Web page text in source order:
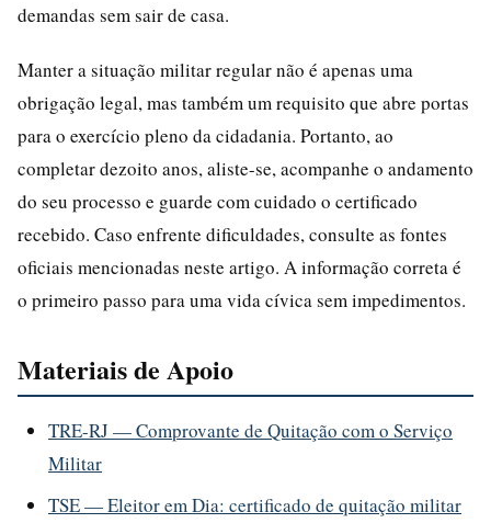
demandas sem sair de casa.
Manter a situação militar regular não é apenas uma
obrigação legal, mas também um requisito que abre portas
para o exercício pleno da cidadania. Portanto, ao
completar dezoito anos, aliste-se, acompanhe o andamento
do seu processo e guarde com cuidado o certificado
recebido. Caso enfrente dificuldades, consulte as fontes
oficiais mencionadas neste artigo. A informação correta é
o primeiro passo para uma vida cívica sem impedimentos.
Materiais de Apoio
TRE-RJ — Comprovante de Quitação com o Serviço
Militar
TSE — Eleitor em Dia: certificado de quitação militar